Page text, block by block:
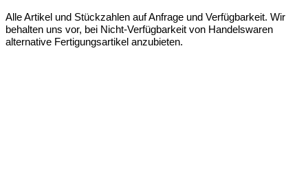
Alle Artikel und Stückzahlen auf Anfrage und Verfügbarkeit. Wir
behalten uns vor, bei Nicht-Verfügbarkeit von Handelswaren
alternative Fertigungsartikel anzubieten.